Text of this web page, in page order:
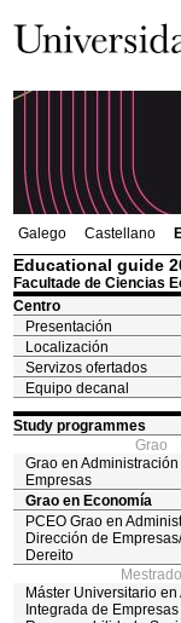
Galego Castellano
Educational guide
Facultade de Ciencias
Centro
Presentación
Localización
Servizos ofertados
Equipo decanal
Study programmes
Grao
Grao en
Empresas
Grao en Economía
PCEO Grao en
Dirección de
Dereito
Mestrado
Máster Universitario
Integrada de Empresas